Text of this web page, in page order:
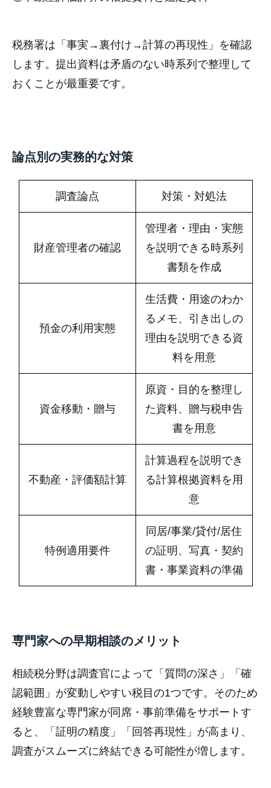
税務署は「事実→裏付け→計算の再現性」を確認
します。提出資料は矛盾のない時系列で整理して
おくことが最重要です。
論点別の実務的な対策
調査論点 対策・対処法
財産管理者の確認
管理者・理由・実態
を説明できる時系列
書類を作成
預金の利用実態
生活費・用途のわか
るメモ、引き出しの
理由を説明できる資
料を用意
資金移動・贈与
原資・目的を整理し
た資料、贈与税申告
書を用意
不動産・評価額計算
計算過程を説明でき
る計算根拠資料を用
意
特例適用要件
同居/事業/貸付/居住
の証明、写真・契約
書・事業資料の準備
専門家への早期相談のメリット
相続税分野は調査官によって「質問の深さ」「確
認範囲」が変動しやすい税目の1つです。そのため
経験豊富な専門家が同席・事前準備をサポートす
ると、「証明の精度」「回答再現性」が高まり、
調査がスムーズに終結できる可能性が増します。